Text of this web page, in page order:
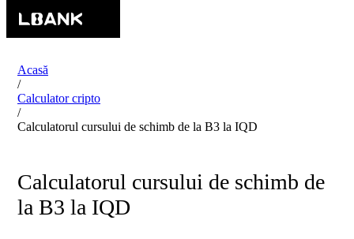
Acasă
/
Calculator cripto
/
Calculatorul cursului de schimb de la B3 la IQD
Calculatorul cursului de schimb de
la B3 la IQD